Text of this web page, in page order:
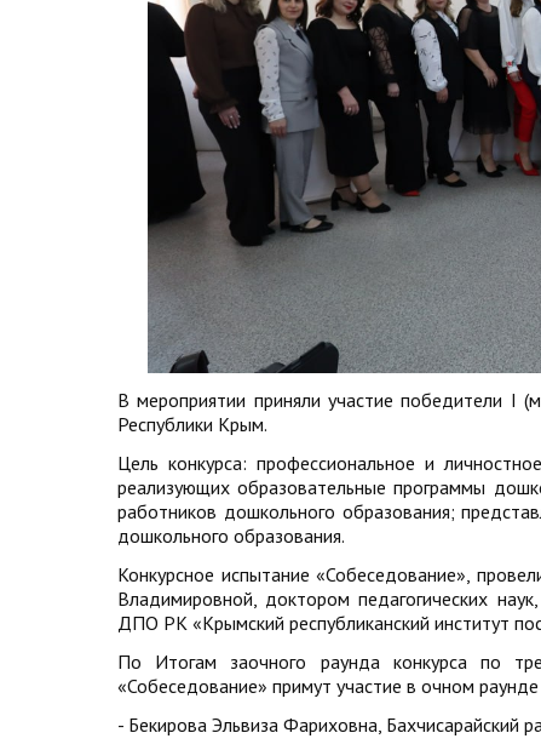
В мероприятии приняли участие победители I
Республики Крым.
Цель конкурса: профессиональное и
реализующих образовательные программы
работников дошкольного образования;
дошкольного образования.
Конкурсное испытание «Собеседование»,
Владимировной, доктором педагогических
ДПО РК «Крымский республиканский институт
По Итогам заочного раунда конкурса по
«Собеседование» примут участие в очном
- Бекирова Эльвиза Фариховна, Бахчисарайский